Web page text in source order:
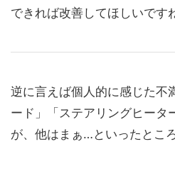
できれば改善してほしいです
逆に言えば個人的に感じた不
ード」「ステアリングヒータ
が、他はまぁ…といったところ